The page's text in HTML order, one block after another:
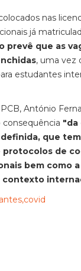
nas
já
prevê que as
, uma vez
estudantes
António
consequência "da
que
de
bem como